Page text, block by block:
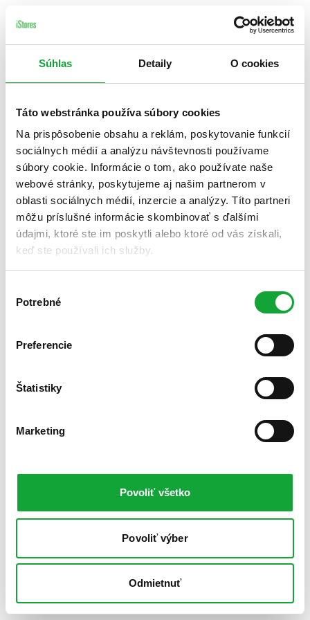
Súhlas Detaily O cookies
Táto webstránka používa súbory cookies
Na prispôsobenie obsahu a reklám, poskytovanie funkcií
sociálnych médií a analýzu návštevnosti používame
súbory cookie. Informácie o tom, ako používate naše
webové stránky, poskytujeme aj našim partnerom v
oblasti sociálnych médií, inzercie a analýzy. Títo partneri
môžu príslušné informácie skombinovať s ďalšími
údajmi, ktoré ste im poskytli alebo ktoré od vás získali,
keď ste používali ich služby.
súhlasu
Potrebné
Preferencie
Štatistiky
Marketing
Povoliť všetko
Povoliť výber
Odmietnuť